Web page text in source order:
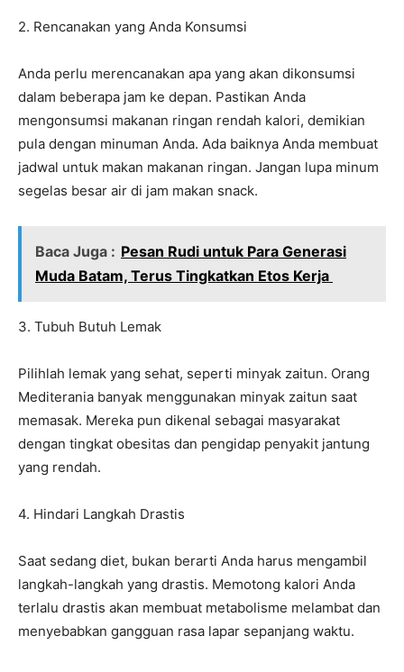
2. Rencanakan yang Anda Konsumsi
Anda perlu merencanakan apa yang akan dikonsumsi
dalam beberapa jam ke depan. Pastikan Anda
mengonsumsi makanan ringan rendah kalori, demikian
pula dengan minuman Anda. Ada baiknya Anda membuat
jadwal untuk makan makanan ringan. Jangan lupa minum
segelas besar air di jam makan snack.
Baca Juga : Pesan Rudi untuk Para Generasi
Muda Batam, Terus Tingkatkan Etos Kerja
3. Tubuh Butuh Lemak
Pilihlah lemak yang sehat, seperti minyak zaitun. Orang
Mediterania banyak menggunakan minyak zaitun saat
memasak. Mereka pun dikenal sebagai masyarakat
dengan tingkat obesitas dan pengidap penyakit jantung
yang rendah.
4. Hindari Langkah Drastis
Saat sedang diet, bukan berarti Anda harus mengambil
langkah-langkah yang drastis. Memotong kalori Anda
terlalu drastis akan membuat metabolisme melambat dan
menyebabkan gangguan rasa lapar sepanjang waktu.